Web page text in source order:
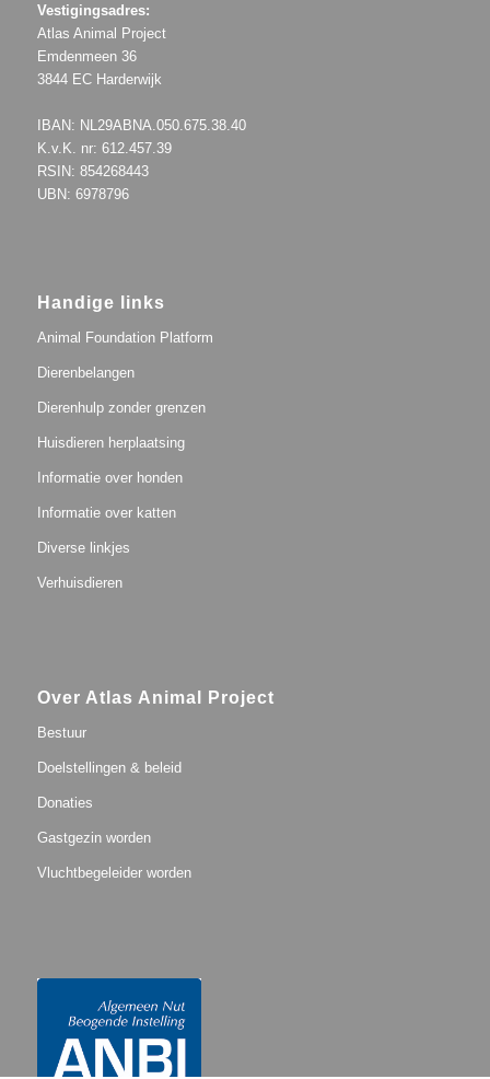
Vestigingsadres:
Atlas Animal Project
Emdenmeen 36
3844 EC Harderwijk
IBAN: NL29ABNA.050.675.38.40
K.v.K. nr: 612.457.39
RSIN: 854268443
UBN: 6978796
Handige links
Animal Foundation Platform
Dierenbelangen
Dierenhulp zonder grenzen
Huisdieren herplaatsing
Informatie over honden
Informatie over katten
Diverse linkjes
Verhuisdieren
Over Atlas Animal Project
Bestuur
Doelstellingen & beleid
Donaties
Gastgezin worden
Vluchtbegeleider worden